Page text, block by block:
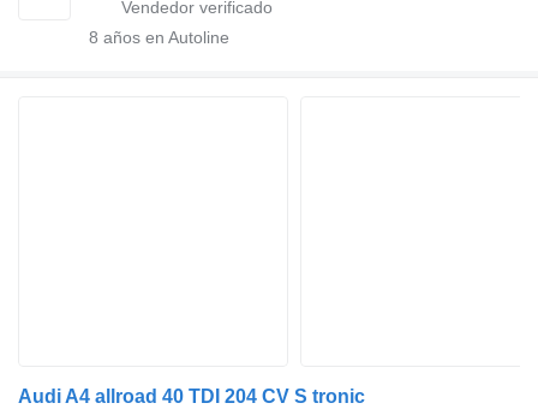
8 años en Autoline
Audi A4 allroad 40 TDI 204 CV S tronic